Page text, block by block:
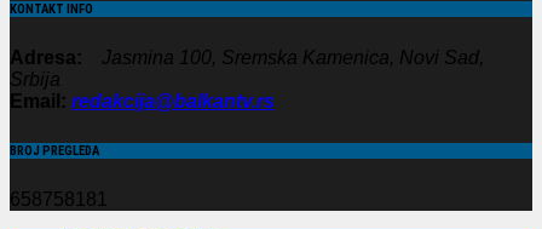
KONTAKT INFO
Adresa:
Jasmina 100, Sremska Kamenica, Novi Sad,
Srbija
Email: redakcija@balkantv.rs
BROJ PREGLEDA
658758181